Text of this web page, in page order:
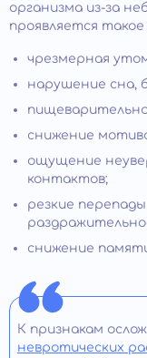
организма из-за
проявляется
чрезмерная
нарушение сна,
снижение
ощущение
контактов;
резкие
снижение
К признакам
невротических